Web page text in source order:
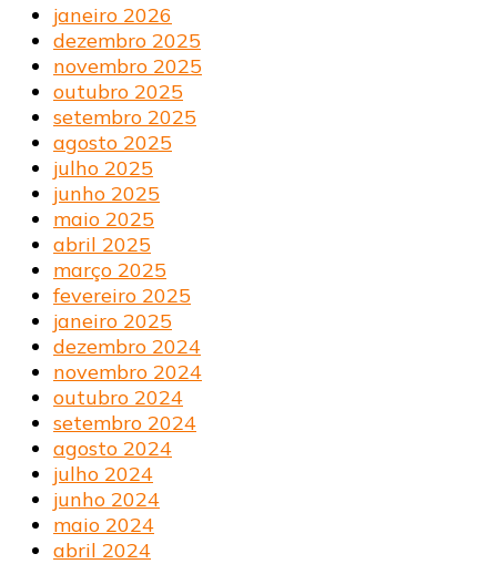
janeiro 2026
dezembro 2025
novembro 2025
outubro 2025
setembro 2025
agosto 2025
julho 2025
junho 2025
maio 2025
abril 2025
março 2025
fevereiro 2025
janeiro 2025
dezembro 2024
novembro 2024
outubro 2024
setembro 2024
agosto 2024
julho 2024
junho 2024
maio 2024
abril 2024